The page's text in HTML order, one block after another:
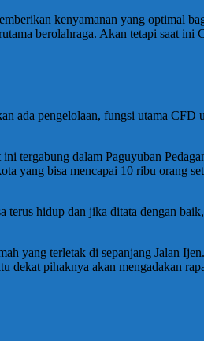
kenyamanan yang optimal
berolahraga. Akan tetapi saat ini
ada pengelolaan, fungsi utama CFD
tergabung dalam Paguyuban
yang bisa mencapai 10 ribu orang
hidup dan jika ditata dengan
yang terletak di sepanjang Jalan
pihaknya akan mengadakan